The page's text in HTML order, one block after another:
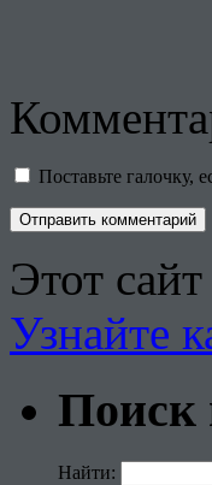
Поставьте галочку,
Этот
Узнайте
Поиск
Найти: